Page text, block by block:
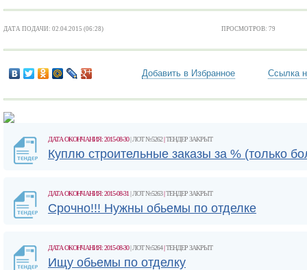
ДАТА ПОДАЧИ: 02.04.2015 (06:28) ПРОСМОТРОВ: 79
Добавить в Избранное Ссылка
ДАТА ОКОНЧАНИЯ: 2015-08-30| ЛОТ №5262|ТЕНДЕР ЗАКРЫТ
Куплю строительные заказы за % (только
ДАТА ОКОНЧАНИЯ: 2015-08-31 | ЛОТ №5263|ТЕНДЕР ЗАКРЫТ
Срочно!!! Нужны обьемы по отделке
ДАТА ОКОНЧАНИЯ: 2015-08-30| ЛОТ №5264|ТЕНДЕР ЗАКРЫТ
Ищу обьемы по отделку